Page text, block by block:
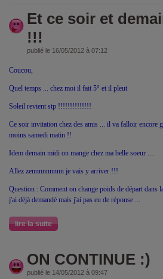
Et ce soir et
!!!
publié le 16/05/2012 à 07:12
Coucou,
Quel temps ... chez moi il fait 5° et il pleut
Soleil revient stp !!!!!!!!!!!!!!
Ce soir invitation chez des amis ... il va falloir encore
moins samedi matin !!
Idem demain midi on mange chez ma belle soeur ....
Allez zennnnnnnnn je vais y arriver !!!
Question : Comment on change poids de départ dans
j'ai déjà demandé mais j'ai pas eu de réponse ...
lire la suite
ON CONTINUE :)
publié le 14/05/2012 à 09:47